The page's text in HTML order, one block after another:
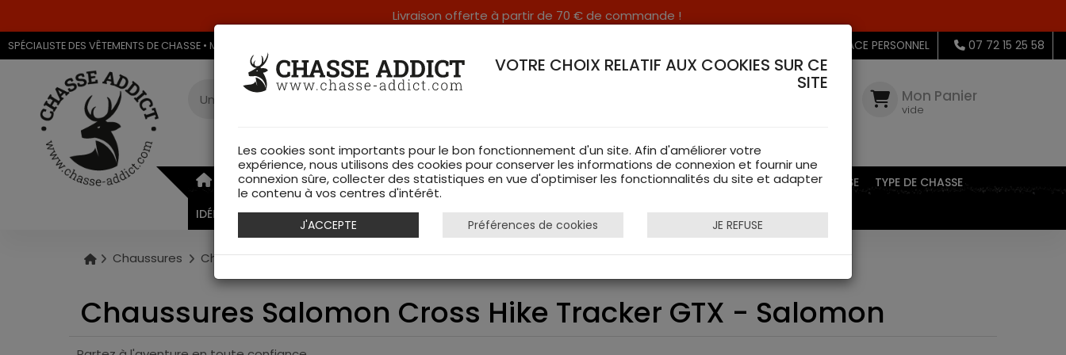
Livraison offerte à partir de 70 € de commande !
SPÉCIALISTE DES VÊTEMENTS DE CHASSE • MAGASIN DE CHASSE & ARMURERIE DANS LES VOSGES & SUR INTERNET MON ESPACE PERSONNEL 07 72 15 25 58
Mon Panier
vide
ARMURERIE VÊTEMENTS DE CHASSE RAYON FEMME CHAUSSURES ACCESSOIRES EQUIPEMENTS DE CHASSE
TYPE DE CHASSE
IDÉES CADEAUX
Chaussures Chaussures Chaussures Salomon Cross Hike Tracker GTX - Salomon
Chaussures Salomon Cross Hike Tracker GTX - Salomon
VOTRE CHOIX RELATIF AUX COOKIES SUR CE
SITE
Les cookies sont importants pour le bon fonctionnement d'un site. Afin d'améliorer votre
expérience, nous utilisons des cookies pour conserver les informations de connexion et fournir une
connexion sûre, collecter des statistiques en vue d'optimiser les fonctionnalités du site et adapter
le contenu à vos centres d'intérêt.
J'ACCEPTE Préférences de cookies JE REFUSE